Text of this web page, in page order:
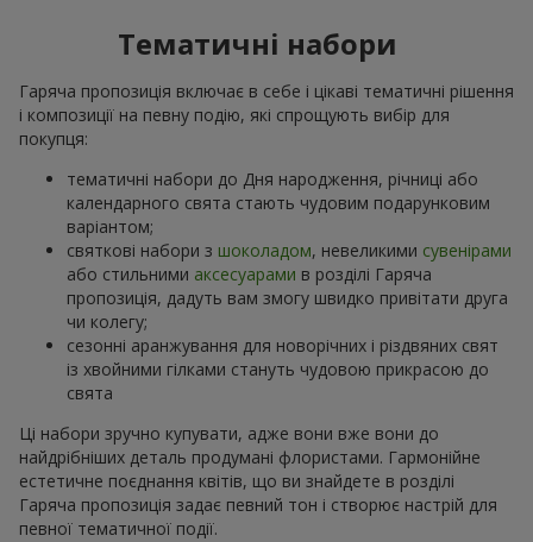
Тематичні набори
Гаряча пропозиція включає в себе і цікаві тематичні рішення
і композиції на певну подію, які спрощують вибір для
покупця:
тематичні набори до Дня народження, річниці або
календарного свята стають чудовим подарунковим
варіантом;
святкові набори з шоколадом, невеликими сувенірами
або стильними аксесуарами в розділі Гаряча
пропозиція, дадуть вам змогу швидко привітати друга
чи колегу;
сезонні аранжування для новорічних і різдвяних свят
із хвойними гілками стануть чудовою прикрасою до
свята
Ці набори зручно купувати, адже вони вже вони до
найдрібніших деталь продумані флористами. Гармонійне
естетичне поєднання квітів, що ви знайдете в розділі
Гаряча пропозиція задає певний тон і створює настрій для
певної тематичної події.